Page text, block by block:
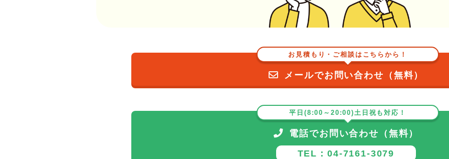
お見積もり・ご相談はこちらから！
メールでお問い合わせ（無料）
平日(8:00～20:00)土日祝も対応！
電話でお問い合わせ（無料）
TEL：04-7161-3079